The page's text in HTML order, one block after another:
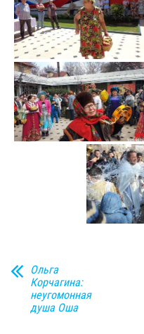
Ольга
Корчагина:
неугомонная
душа Оша